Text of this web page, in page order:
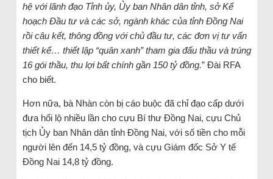
hệ với lãnh đạo Tỉnh ủy, Ủy ban Nhân dân tỉnh, sở Kế
hoạch Đầu tư và các sở, ngành khác của tỉnh Đồng Nai
rồi câu kết, thông đồng với chủ đầu tư, các đơn vị tư vấn
thiết kế… thiết lập “quân xanh” tham gia đấu thầu và trúng
16 gói thầu, thu lợi bất chính gần 150 tỷ đồng.” Đài RFA
cho biết.
Hơn nữa, bà Nhàn còn bị cáo buộc đã chỉ đạo cấp dưới
đưa hối lộ nhiều lần cho cựu Bí thư Đồng Nai, cựu Chủ
tịch Ủy ban Nhân dân tỉnh Đồng Nai, với số tiền cho mỗi
người lên đến 14,5 tỷ đồng, và cựu Giám đốc Sở Y tế
Đồng Nai 14,8 tỷ đồng.